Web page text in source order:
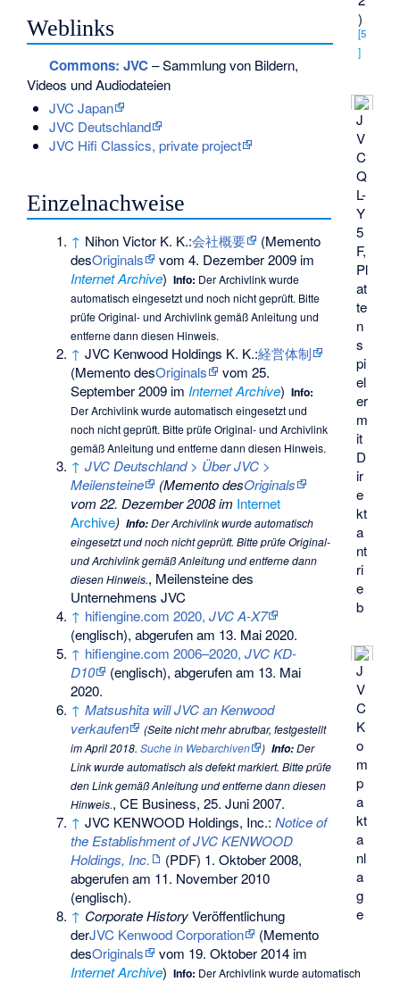
)
[5
]
J
V
C
Q
L-
Y
5
F,
Pl
at
te
n
s
pi
el
er
m
it
D
ir
e
kt
a
nt
ri
e
b
J
V
C
K
o
m
p
a
kt
a
nl
a
g
e
Weblinks
Commons: JVC– Sammlung von Bildern,
Videos und Audiodateien
JVC Japan
JVC Deutschland
JVC Hifi Classics, private project
Einzelnachweise
↑ Nihon Victor K. K.:会社概要 (Memento
desOriginals
vom 4. Dezember 2009 im
Internet Archive) Info: Der Archivlink wurde
automatisch eingesetzt und noch nicht geprüft. Bitte
prüfe Original- und Archivlink gemäßAnleitung und
entferne dann diesen Hinweis.
↑ JVC Kenwood Holdings K. K.:経営体制
(MementodesOriginals
vom 25.
September 2009 im Internet Archive) Info:
Der Archivlink wurde automatisch eingesetzt und
noch nicht geprüft. Bitte prüfe Original- und Archivlink
gemäßAnleitung und entferne dann diesen Hinweis.
↑ JVC Deutschland > Über JVC >
Meilensteine
(MementodesOriginals
vom 22. Dezember 2008 im Internet
Archive) Info:Der Archivlink wurde automatisch
eingesetzt und noch nicht geprüft. Bitte prüfe Original-
und Archivlink gemäßAnleitungund entferne dann
diesen Hinweis., Meilensteine des
Unternehmens JVC
↑ hifiengine.com 2020,JVC A-X7
(englisch), abgerufen am 13. Mai 2020.
↑ hifiengine.com 2006–2020,JVC KD-
D10
(englisch), abgerufen am 13. Mai
2020.
↑ Matsushita will JVC an Kenwood
verkaufen
(Seite nicht mehr abrufbar, festgestellt
im April 2018.Suche in Webarchiven ) Info:Der
Link wurde automatisch als defekt markiert. Bitte prüfe
den Link gemäßAnleitungund entferne dann diesen
Hinweis., CE Business, 25. Juni 2007.
↑ JVC KENWOOD Holdings, Inc.:Notice of
the Establishment of JVC KENWOOD
Holdings, Inc.
(PDF) 1. Oktober 2008,
abgerufen am 11. November 2010
(englisch).
↑ Corporate HistoryVeröffentlichung
derJVC Kenwood Corporation (Memento
desOriginals
vom 19. Oktober 2014 im
Internet Archive) Info: Der Archivlink wurde automatisch